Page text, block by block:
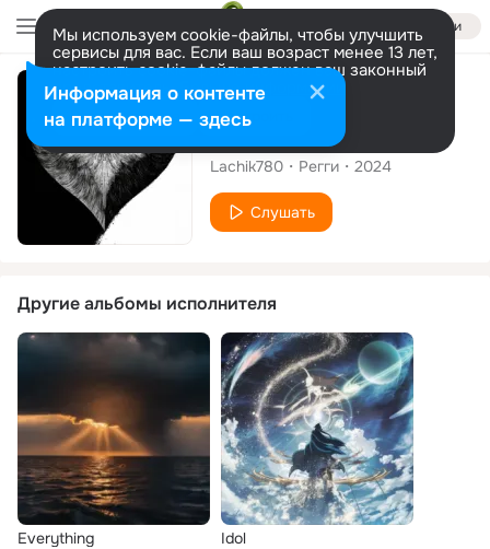
Войти
Мы используем cookie-файлы, чтобы улучшить
сервисы для вас. Если ваш возраст менее 13 лет,
настроить cookie-файлы должен ваш законный
представитель. Больше информации
Разрешить все Настроить
Сингл
Enamorado
Lachik780 Регги 2024
Слушать
Другие альбомы исполнителя
Everything Idol
Информация о контенте
на платформе — здесь